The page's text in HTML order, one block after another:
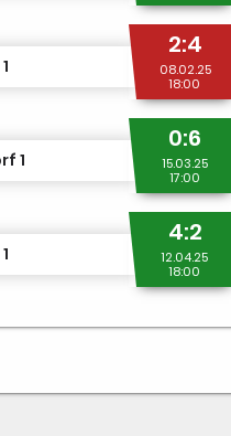
2:4
08.02.25
18:00
1
0:6
15.03.25
17:00
4:2
12.04.25
18:00